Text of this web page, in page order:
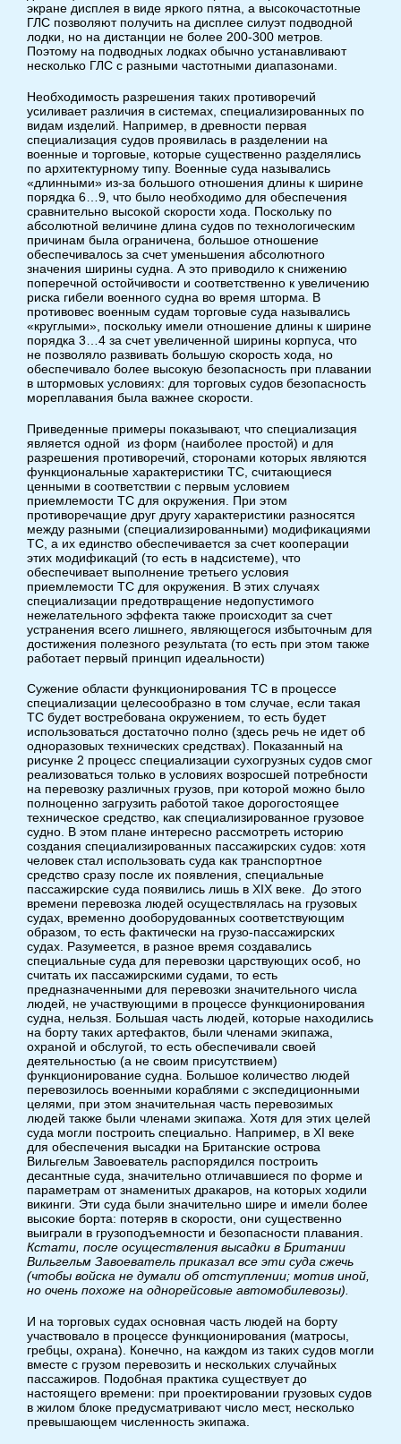
экране дисплея в виде яркого пятна, а высокочастотные
ГЛС позволяют получить на дисплее силуэт подводной
лодки, но на дистанции не более 200-300 метров.
Поэтому на подводных лодках обычно устанавливают
несколько ГЛС с разными частотными диапазонами.
Необходимость разрешения таких противоречий
усиливает различия в системах, специализированных по
видам изделий. Например, в древности первая
специализация судов проявилась в разделении на
военные и торговые, которые существенно разделялись
по архитектурному типу. Военные суда назывались
«длинными» из-за большого отношения длины к ширине
порядка 6…9, что было необходимо для обеспечения
сравнительно высокой скорости хода. Поскольку по
абсолютной величине длина судов по технологическим
причинам была ограничена, большое отношение
обеспечивалось за счет уменьшения абсолютного
значения ширины судна. А это приводило к снижению
поперечной остойчивости и соответственно к увеличению
риска гибели военного судна во время шторма. В
противовес военным судам торговые суда назывались
«круглыми», поскольку имели отношение длины к ширине
порядка 3…4 за счет увеличенной ширины корпуса, что
не позволяло развивать большую скорость хода, но
обеспечивало более высокую безопасность при плавании
в штормовых условиях: для торговых судов безопасность
мореплавания была важнее скорости.
Приведенные примеры показывают, что специализация
является одной из форм (наиболее простой) и для
разрешения противоречий, сторонами которых являются
функциональные характеристики ТС, считающиеся
ценными в соответствии с первым условием
приемлемости ТС для окружения. При этом
противоречащие друг другу характеристики разносятся
между разными (специализированными) модификациями
ТС, а их единство обеспечивается за счет кооперации
этих модификаций (то есть в надсистеме), что
обеспечивает выполнение третьего условия
приемлемости ТС для окружения. В этих случаях
специализации предотвращение недопустимого
нежелательного эффекта также происходит за счет
устранения всего лишнего, являющегося избыточным для
достижения полезного результата (то есть при этом также
работает первый принцип идеальности)
Сужение области функционирования ТС в процессе
специализации целесообразно в том случае, если такая
ТС будет востребована окружением, то есть будет
использоваться достаточно полно (здесь речь не идет об
одноразовых технических средствах). Показанный на
рисунке 2 процесс специализации сухогрузных судов смог
реализоваться только в условиях возросшей потребности
на перевозку различных грузов, при которой можно было
полноценно загрузить работой такое дорогостоящее
техническое средство, как специализированное грузовое
судно. В этом плане интересно рассмотреть историю
создания специализированных пассажирских судов: хотя
человек стал использовать суда как транспортное
средство сразу после их появления, специальные
пассажирские суда появились лишь в XIX веке. До этого
времени перевозка людей осуществлялась на грузовых
судах, временно дооборудованных соответствующим
образом, то есть фактически на грузо-пассажирских
судах. Разумеется, в разное время создавались
специальные суда для перевозки царствующих особ, но
считать их пассажирскими судами, то есть
предназначенными для перевозки значительного числа
людей, не участвующими в процессе функционирования
судна, нельзя. Большая часть людей, которые находились
на борту таких артефактов, были членами экипажа,
охраной и обслугой, то есть обеспечивали своей
деятельностью (а не своим присутствием)
функционирование судна. Большое количество людей
перевозилось военными кораблями с экспедиционными
целями, при этом значительная часть перевозимых
людей также были членами экипажа. Хотя для этих целей
суда могли построить специально. Например, в XI веке
для обеспечения высадки на Британские острова
Вильгельм Завоеватель распорядился построить
десантные суда, значительно отличавшиеся по форме и
параметрам от знаменитых дракаров, на которых ходили
викинги. Эти суда были значительно шире и имели более
высокие борта: потеряв в скорости, они существенно
выиграли в грузоподъемности и безопасности плавания.
Кстати, после осуществления высадки в Британии
Вильгельм Завоеватель приказал все эти суда сжечь
(чтобы войска не думали об отступлении; мотив иной,
но очень похоже на однорейсовые автомобилевозы).
И на торговых судах основная часть людей на борту
участвовало в процессе функционирования (матросы,
гребцы, охрана). Конечно, на каждом из таких судов могли
вместе с грузом перевозить и нескольких случайных
пассажиров. Подобная практика существует до
настоящего времени: при проектировании грузовых судов
в жилом блоке предусматривают число мест, несколько
превышающем численность экипажа.